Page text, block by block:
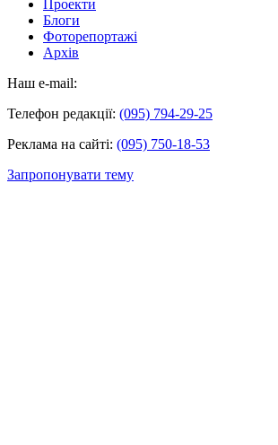
Проекти
Блоги
Фоторепортажі
Архів
Наш e-mail:
Телефон редакції: (095) 794-29-25
Реклама на сайті: (095) 750-18-53
Запропонувати тему